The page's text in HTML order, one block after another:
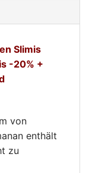
Slimis
-20% +
von
enthält
zu